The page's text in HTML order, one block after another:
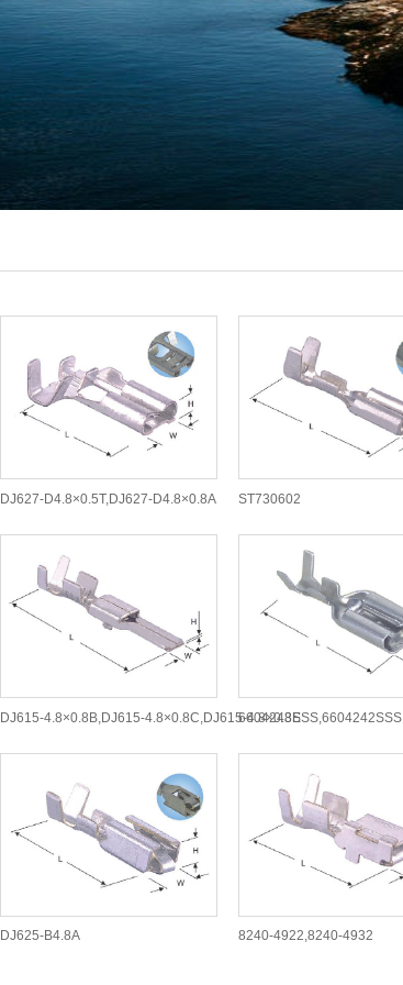
DJ627-D4.8×0.5T,DJ627-D4.8×0.8A ST730602
DJ615-4.8×0.8B,DJ615-4.8×0.8C,DJ615-4.8×0.8E6604243SSS,6604242SSS
DJ625-B4.8A 8240-4922,8240-4932